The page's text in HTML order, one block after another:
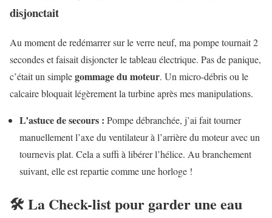
disjonctait
Au moment de redémarrer sur le verre neuf, ma pompe tournait 2
secondes et faisait disjoncter le tableau électrique. Pas de panique,
c’était un simplegommage du moteur. Un micro-débris ou le
calcaire bloquait légèrement la turbine après mes manipulations.
L’astuce de secours : Pompe débranchée, j’ai fait tourner
manuellement l’axe du ventilateur à l’arrière du moteur avec un
tournevis plat. Cela a suffi à libérer l’hélice. Au branchement
suivant, elle est repartie comme une horloge !
🛠️ La Check-list pour garder une eau